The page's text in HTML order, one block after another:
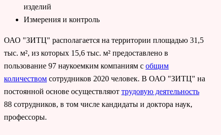
изделий
Измерения и контроль
ОАО "ЗИТЦ" располагается на территории площадью 31,5
тыс. м², из которых 15,6 тыс. м² предоставлено в
пользование 97 наукоемким компаниям с общим
количеством сотрудников 2020 человек. В ОАО "ЗИТЦ" на
постоянной основе осуществляют трудовую деятельность
88 сотрудников, в том числе кандидаты и доктора наук,
профессоры.